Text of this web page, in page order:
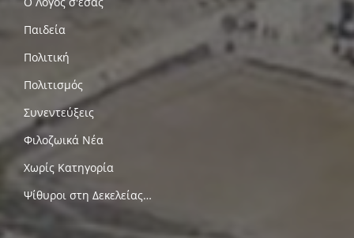
Παιδεία
Πολιτική
Πολιτισμός
Συνεντεύξεις
Φιλοζωικά Νέα
Χωρίς Κατηγορία
Ψίθυροι στη Δεκελείας…